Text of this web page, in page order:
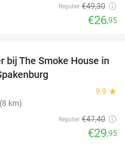
Regulier €49,30
€26,95
37%
bij The Smoke House in
9.9 star
km)
Regulier €47,40
€29,95